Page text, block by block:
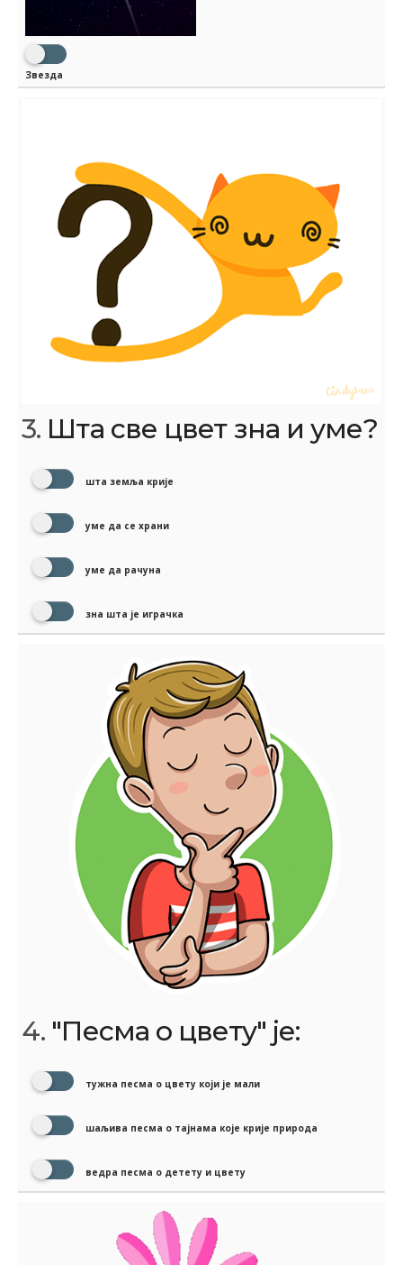
Звезда
3. Шта све цвет зна и уме?
шта земља крије
уме да се храни
уме да рачуна
зна шта је играчка
4. "Песма о цвету" је:
тужна песма о цвету који је мали
шаљива песма о тајнама које крије природа
ведра песма о детету и цвету